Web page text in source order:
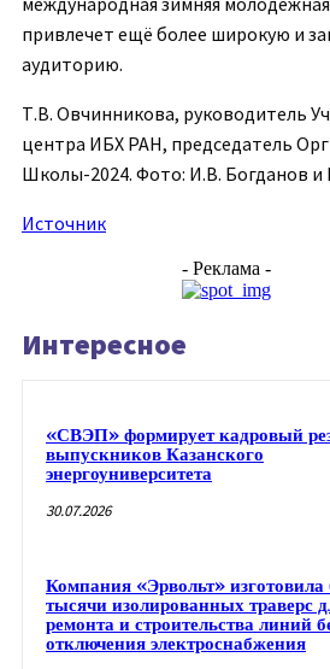
привлечет ещё более широкую и
аудиторию.
Т.В. Овчинникова, руководитель
центра ИБХ РАН, председатель
Школы-2024. Фото: И.В. Богданов и
Источник
- Реклама -
Интересное
«СВЭП» формирует кадровый
выпускников Казанского
энергоуниверситета
30.07.2026
Компания «Эрвольт» изготовила
тысячи изолированных траверс
ремонта и строительства линий
отключения электроснабжения